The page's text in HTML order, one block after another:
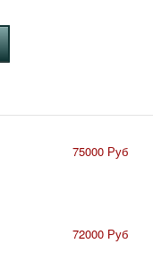
75000 Руб
72000 Руб